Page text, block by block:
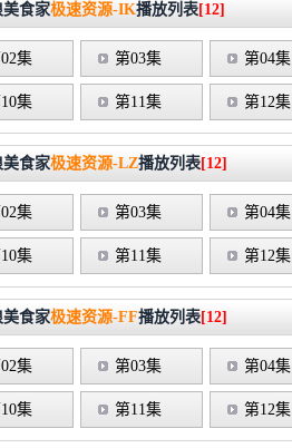
食家极速资源-IK播放列表[12]
集 第03集 第04集
集 第11集 第12集
食家极速资源-LZ播放列表[12]
集 第03集 第04集
集 第11集 第12集
食家极速资源-FF播放列表[12]
集 第03集 第04集
集 第11集 第12集